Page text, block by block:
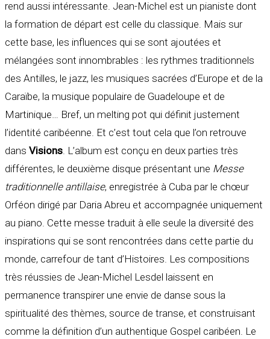
rend aussi intéressante. Jean-Michel est un pianiste dont
la formation de départ est celle du classique. Mais sur
cette base, les influences qui se sont ajoutées et
mélangées sont innombrables : les rythmes traditionnels
des Antilles, le jazz, les musiques sacrées d’Europe et de la
Caraïbe, la musique populaire de Guadeloupe et de
Martinique… Bref, un melting pot qui définit justement
l’identité caribéenne. Et c’est tout cela que l’on retrouve
dans Visions. L’album est conçu en deux parties très
différentes, le deuxième disque présentant une Messe
traditionnelle antillaise, enregistrée à Cuba par le chœur
Orféon dirigé par Daria Abreu et accompagnée uniquement
au piano. Cette messe traduit à elle seule la diversité des
inspirations qui se sont rencontrées dans cette partie du
monde, carrefour de tant d’Histoires. Les compositions
très réussies de Jean-Michel Lesdel laissent en
permanence transpirer une envie de danse sous la
spiritualité des thèmes, source de transe, et construisant
comme la définition d’un authentique Gospel caribéen. Le